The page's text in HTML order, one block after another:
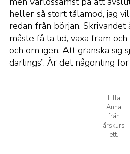
heller så stort tålamod, jag
redan från början. Skrivandet
måste få ta tid, växa fram
och om igen. Att granska sig
darlings”. Är det någonting
Lilla
Anna
från
årskurs
ett.